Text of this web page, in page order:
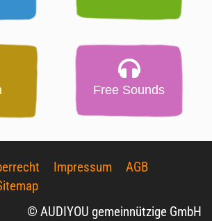
Free Sounds
Impressum
AGB
© AUDIYOU gemeinnützige GmbH